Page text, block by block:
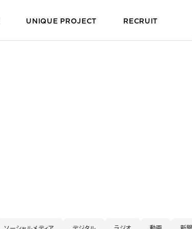
UNIQUE PROJECT RECRUIT